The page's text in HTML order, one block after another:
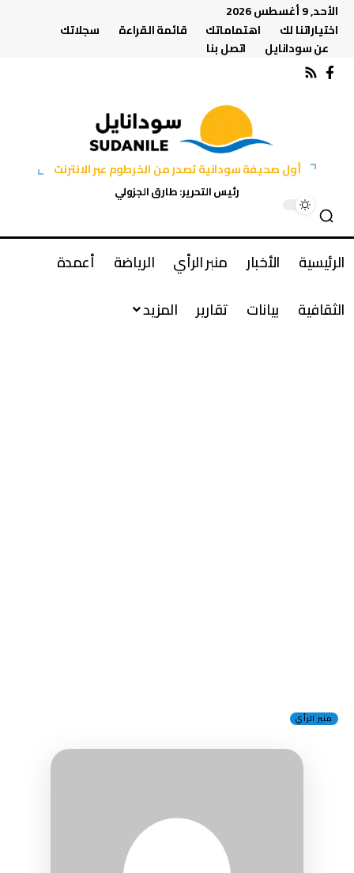
الأحد, 9 أغسطس 2026
اختياراتنا لك
اهتماماتك قائمة القراءة
سجلاتك
عن سودانايل
اتصل بنا
أول صحيفة سودانية تصدر من الخرطوم عبر الانترنت
رئيس التحرير: طارق الجزولي
الرئيسية الأخبار منبر الرأي الرياضة
أعمدة
الثقافية
بيانات تقارير المزيد
منبر الرأي